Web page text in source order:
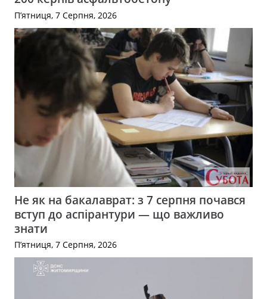
П’ятниця, 7 Серпня, 2026
Не як на бакалаврат: з 7 серпня почався
вступ до аспірантури — що важливо
знати
П’ятниця, 7 Серпня, 2026